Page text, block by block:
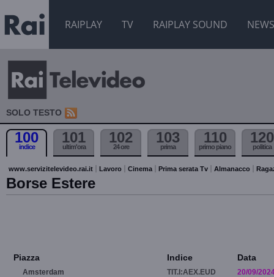
RAIPLAY TV RAIPLAY SOUND NEWS
SOLO TESTO
100
indice
101
ultim'ora
102
24 ore
103
prima
110
primo piano
120
politica
www.servizitelevideo.rai.it Lavoro Cinema Prima serata Tv Almanacco
Borse Estere
Piazza Indice Data
Amsterdam TIT.I:AEX.EUD
20/09/